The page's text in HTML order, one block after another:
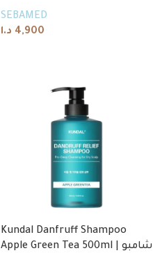
SEBAMED
4,900 د.ا
Kundal Danfruff Shampoo
Apple Green Tea 500ml | شامبو